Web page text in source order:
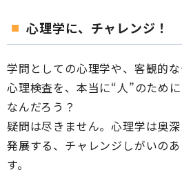
心理学に、チャレンジ！
学問としての心理学や、客観的
心理検査を、本当に“人”のため
なんだろう？
疑問は尽きません。心理学は奥
発展する、チャレンジしがいの
す。